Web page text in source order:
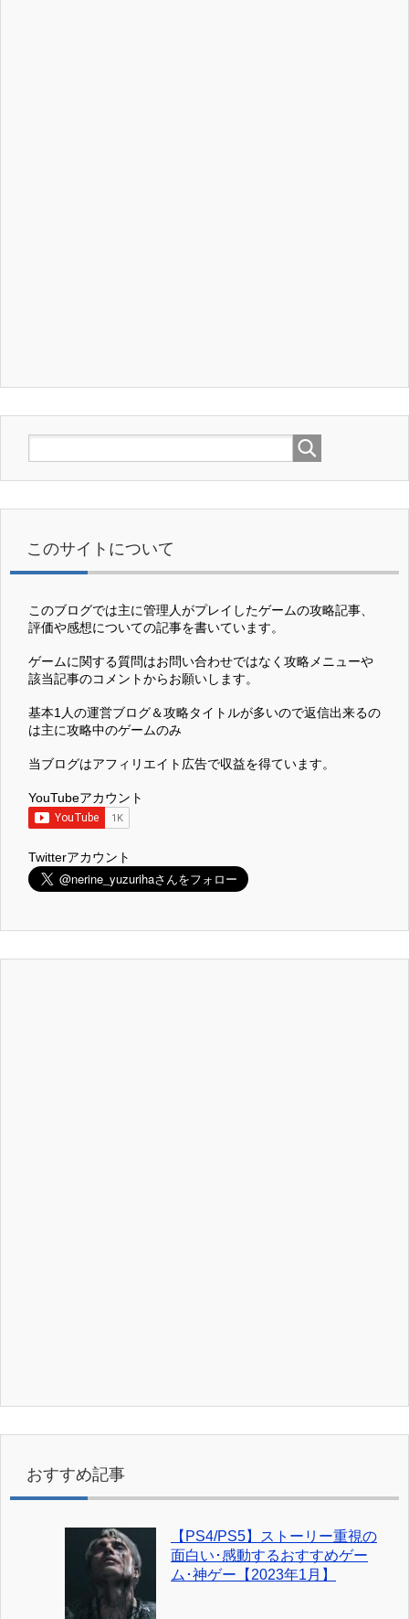
このサイトについて
このブログでは主に管理人がプレイしたゲームの攻略記事、
評価や感想についての記事を書いています。
ゲームに関する質問はお問い合わせではなく攻略メニューや
該当記事のコメントからお願いします。
基本1人の運営ブログ＆攻略タイトルが多いので返信出来るの
は主に攻略中のゲームのみ
当ブログはアフィリエイト広告で収益を得ています。
YouTubeアカウント
Twitterアカウント
おすすめ記事
【PS4/PS5】ストーリー重視の
面白い･感動するおすすめゲー
ム･神ゲー【2023年1月】